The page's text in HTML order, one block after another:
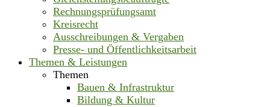
Rechnungsprüfungsamt
Kreisrecht
Ausschreibungen & Vergaben
Presse- und Öffentlichkeitsarbeit
Themen & Leistungen
Themen
Bauen & Infrastruktur
Bildung & Kultur